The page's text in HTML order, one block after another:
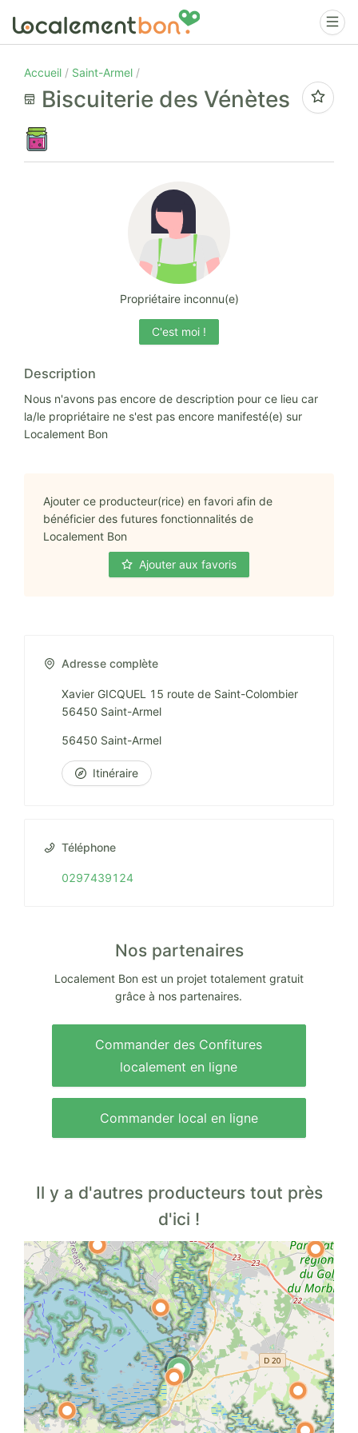
Accueil Saint-Armel
Biscuiterie des Vénètes
Propriétaire inconnu(e)
C'est moi !
Description
Nous n'avons pas encore de description pour ce lieu car
la/le propriétaire ne s'est pas encore manifesté(e) sur
Localement Bon
Ajouter ce producteur(rice) en favori afin de
bénéficier des futures fonctionnalités de
Localement Bon
Ajouter aux favoris
Adresse complète
Xavier GICQUEL 15 route de Saint-Colombier
56450 Saint-Armel
56450 Saint-Armel
Itinéraire
Téléphone
0297439124
Nos partenaires
Localement Bon est un projet totalement gratuit
grâce à nos partenaires.
Commander des Confitures
localement en ligne
Commander local en ligne
Il y a d'autres producteurs tout près
d'ici !